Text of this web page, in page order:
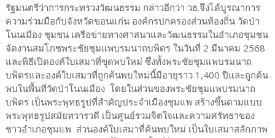
รัฐมนตรีว่าการกระทรวงวัฒนธรรม กล่าวอีกว่า วธ.จึงได้บูรณาการ
ความร่วมมือกับจังหวัดขอนแก่น องค์กรปกครองส่วนท้องถิ่น วัดป่า
โนนเมือง ชุมชน เครือข่ายทางศาสนาและวัฒนธรรมในอำเภอชุมชน
จัดงานสมโภชพระชัยชุมแพบรมนาถบพิตร ในวันที่ 2 มีนาคม 2568
และพิธีเปิดองค์ใบเสมาที่ขุดพบใหม่ ซึ่งทั้งพระชัยชุมแพบรมนาถ
บพิตรและองค์ใบเสมาที่ถูกค้นพบใหม่นี้มีอายุราว 1,400 ปีและถูกค้น
พบในพื้นที่วัดป่าโนนเมือง โดยในส่วนของพระชัยชุมแพบรมนาถ
บพิตร เป็นพระพุทธรูปที่สำคัญประจำเมืองชุมแพ สร้างขึ้นตามแบบ
พระพุทธรูปสมัยทวารวดี เป็นศูนย์รวมจิตใจและความศรัทธาของ
ชาวอำเภอชุมแพ ส่วนองค์ใบเสมาที่ค้นพบใหม่ เป็นใบเสมาสลักภาพ